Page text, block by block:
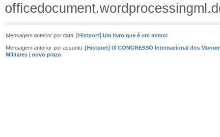
Mensagem anterior por data: [Histport] Um livro que é um mimo!
Mensagem anterior por assunto: [Histport] IX CONGRESSO Internacional dos
Militares | novo prazo